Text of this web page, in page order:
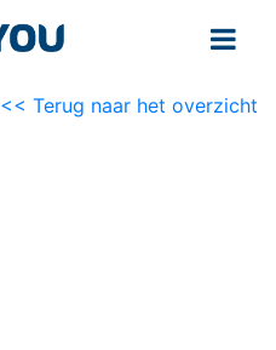
<< Terug naar het overzicht